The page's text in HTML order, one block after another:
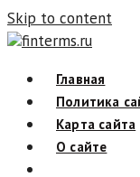
Skip to content
finterms.ru
Главная
Политика
Карта сайта
О сайте